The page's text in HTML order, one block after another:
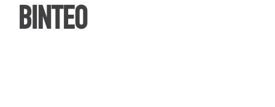
ΒΙΝΤΕΟ